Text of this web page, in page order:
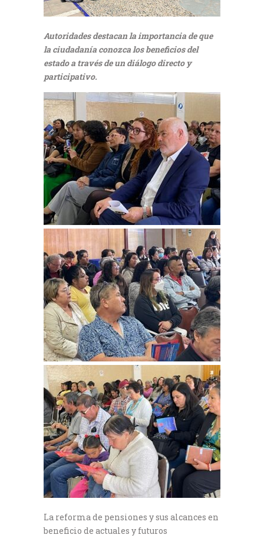
Autoridades destacan la importancia de que
la ciudadanía conozca los beneficios del
estado a través de un diálogo directo y
participativo.
La reforma de pensiones y sus alcances en
beneficio de actuales y futuros